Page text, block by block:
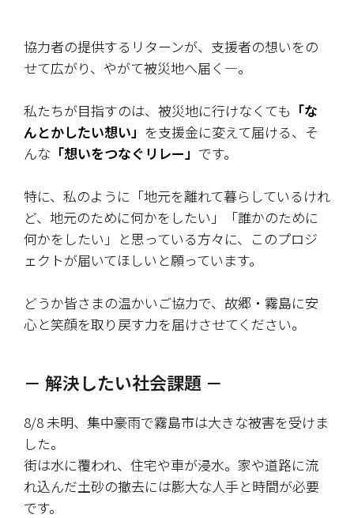
協力者の提供するリターンが、支援者の想いをの
せて広がり、やがて被災地へ届く―。
私たちが目指すのは、被災地に行けなくても 「な
んとかしたい想い」 を支援金に変えて届ける、 そ
んな 「想いをつなぐリレー」 です。
特に、私のように「地元を離れて暮らしているけれ
ど、地元のために何かをしたい」「誰かのために
何かをしたい」と思っている方々に、このプロジ
ェクトが届いてほしいと願っています。
どうか皆さまの温かいご協力で、故郷・霧島に安
心と笑顔を取り戻す力を届けさせてください。
－ 解決したい社会課題 －
8/8 未明、集中豪雨で霧島市は大きな被害を受けま
した。
街は水に覆われ、住宅や車が浸水。家や道路に流
れ込んだ土砂の撤去には膨大な人手と時間が必要
です。